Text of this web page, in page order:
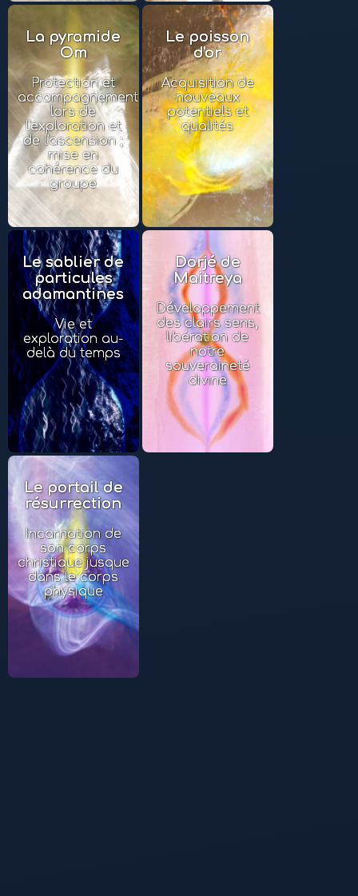
La pyramide
Om
Protection et
accompagnement
lors de
l'exploration et
de l'ascension ;
mise en
cohérence du
groupe
Le poisson
d'or
Acquisition de
nouveaux
potentiels et
qualités
Le sablier de
particules
adamantines
Vie et
exploration au-
delà du temps
Dorjé de
Maitreya
Développement
des clairs sens,
libération de
notre
souveraineté
divine
Le portail de
résurrection
Incarnation de
son corps
christique jusque
dans le corps
physique